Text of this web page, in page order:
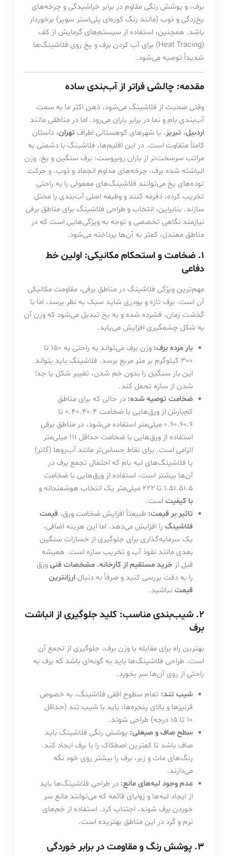
برف، و پوشش رنگی مقاوم در برابر خراشیدگی و چرخه‌های
یخ‌زدگی و ذوب (مانند رنگ کوره‌ای پلی‌استر سوپر) برخوردار
باشد. همچنین، استفاده از سیستم‌های گرمایش از کف
(Heat Tracing) برای آب کردن برف و یخ روی فلاشینگ‌ها
شدیداً توصیه می‌شود.
مقدمه: چالشی فراتر از آب‌بندی ساده
وقتی صحبت از فلاشینگ می‌شود، ذهن اکثر ما به سمت
آب‌بندی بام و نما در برابر باران می‌رود. اما در مناطقی مانند
اردبیل، تبریز، یا شهرهای کوهستانی اطراف تهران، داستان
کاملاً متفاوت است. در این اقلیم‌ها، فلاشینگ با دشمنی به
مراتب سرسخت‌تر از باران روبروست: برف سنگین و یخ. وزن
انباشته شده برف، چرخه‌های مداوم انجماد و ذوب، و حرکت
توده‌های یخ می‌توانند فلاشینگ‌های معمولی را به راحتی
تخریب کرده، دفرمه کنند و وظیفه اصلی آب‌بندی را مختل
سازند. بنابراین، انتخاب و طراحی فلاشینگ برای مناطق برفی
نیازمند نگاهی تخصصی و توجه به ویژگی‌هایی است که در
مناطق معتدل، کمتر به آن‌ها پرداخته می‌شود.
۱. ضخامت و استحکام مکانیکی: اولین خط
دفاعی
مهم‌ترین ویژگی فلاشینگ در مناطق برفی، مقاومت مکانیکی
آن است. برف تازه و پودری شاید سبک به نظر برسد، اما با
گذشت زمان، فشرده شده و به یخ تبدیل می‌شود که وزن آن
به شکل چشمگیری افزایش می‌یابد.
بار مرده برف: وزن برف می‌تواند به راحتی به 150 تا
300 کیلوگرم بر متر مربع برسد. فلاشینگ باید بتواند
این بار سنگین را بدون خم شدن، تغییر شکل یا جدا
شدن از سازه تحمل کند.
ضخامت توصیه شده: در حالی که برای مناطق
کم‌بارش از ورق‌هایی با ضخامت
0.40.40.4
تا
0.60.60.6
میلی‌متر استفاده می‌شود، در مناطق برفی
استفاده از ورق‌هایی با ضخامت حداقل 111
میلی‌متر
الزامی است. برای نقاط حساس‌تر مانند آب‌روها (گاتر)
یا فلاشینگ‌های لبه بام که احتمال تجمع برف در
آن‌ها بیشتر است، استفاده از ورق‌هایی با ضخامت
1.51.51.5 تا 222
میلی‌متر یک انتخاب هوشمندانه و
با کیفیتاست.
تاثیر بر قیمت: طبیعتاً افزایش ضخامت ورق، قیمت
فلاشینگ را افزایش می‌دهد. اما این هزینه اضافی،
یک سرمایه‌گذاری برای جلوگیری از خسارات سنگین
بعدی مانند نفوذ آب و تخریب سازه است. همیشه
قبل از خرید مستقیم از کارخانه،مشخصات فنیورق
را به دقت بررسی کنید و صرفاً به دنبالارزانترین
قیمت نباشید.
۲. شیب‌بندی مناسب: کلید جلوگیری از انباشت
برف
بهترین راه برای مقابله با وزن برف، جلوگیری از تجمع آن
است. طراحی فلاشینگ‌ها باید به گونه‌ای باشد که برف به
راحتی از روی آن‌ها سر بخورد.
شیب تند: تمام سطوح افقی فلاشینگ، به خصوص
قرنیزها و بالای پنجره‌ها، باید با شیب تند (حداقل
10 تا 15 درجه) طراحی شوند.
سطح صاف و صیغلی: پوشش رنگی فلاشینگ باید
صاف باشد تا کمترین اصطکاک را با برف ایجاد کند.
رنگ‌های مات و زبر، برف را بیشتر روی خود نگه
می‌دارند.
عدم وجود لبه‌های مانع: در طراحی فلاشینگ‌ها باید
از ایجاد لبه‌ها و زوایای قائمه که می‌توانند مانع سر
خوردن برف شوند، اجتناب کرد. استفاده از خم‌های
نرم و گرد در این مناطق بهتریده است.
۳. پوشش رنگ و مقاومت در برابر خوردگی